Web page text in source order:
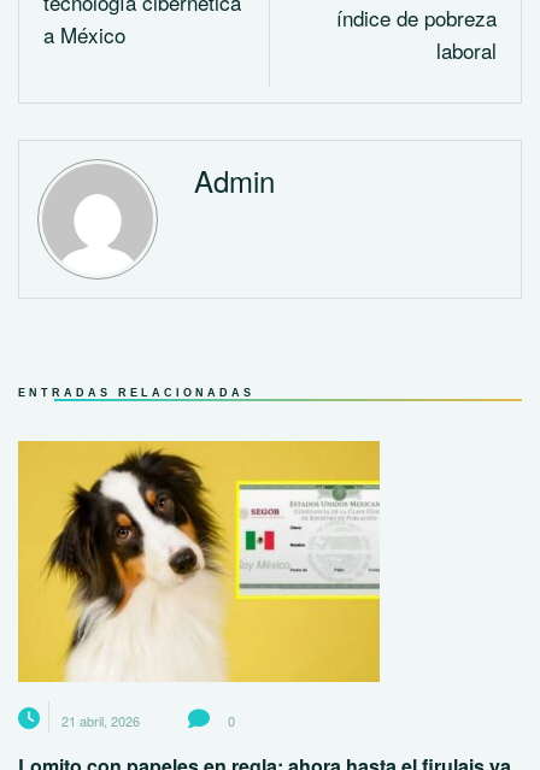
a México
índice de pobreza
laboral
Admin
ENTRADAS RELACIONADAS
21 abril, 2026 0